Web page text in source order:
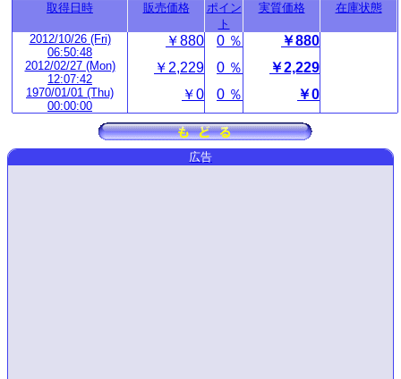
取得日時
販売価格
ポイン
ト
実質価格 在庫状態
2012/10/26 (Fri)
06:50:48
￥880 0 ％ ￥880
2012/02/27 (Mon)
12:07:42
￥2,229 0 ％ ￥2,229
1970/01/01 (Thu)
00:00:00
￥0 0 ％ ￥0
広告